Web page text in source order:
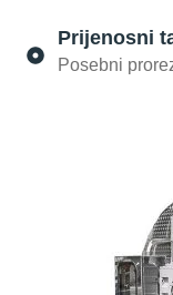
Prijenosni
Posebni